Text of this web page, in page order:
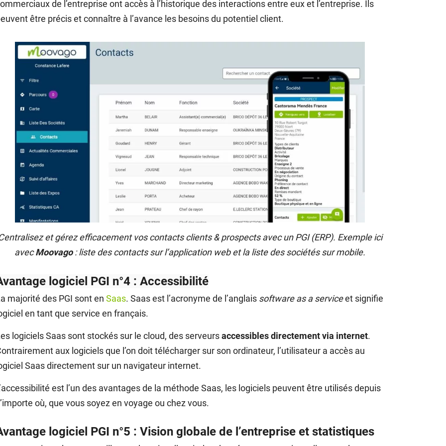
de l’entreprise ont accès à l’historique des interactions entre eux et l’entreprise. Ils
être précis et connaître à l’avance les besoins du potentiel client.
et gérez efficacement vos contacts clients & prospects avec un PGI (ERP). Exemple ici
avecMoovago: liste des contacts sur l’application web et la liste des sociétés sur mobile.
logiciel PGI n°4 : Accessibilité
majorité des PGI sont enSaas. Saas est l’acronyme de l’anglais software as a serviceet signifie
en tant que service en français.
logiciels Saas sont stockés sur le cloud, des serveursaccessibles directement via internet.
aux logiciels que l’on doit télécharger sur son ordinateur, l’utilisateur a accès au
Saas directement sur un navigateur internet.
est l’un des avantages de la méthode Saas, les logiciels peuvent être utilisés depuis
où, que vous soyez en voyage ou chez vous.
logiciel PGI n°5 : Vision globale de l’entreprise et statistiques